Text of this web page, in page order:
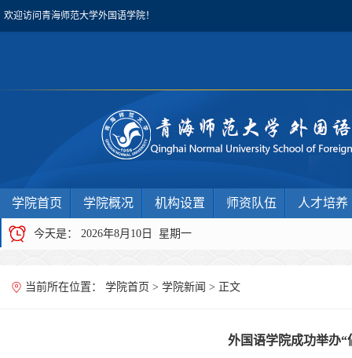
欢迎访问青海师范大学外国语学院！
学院首页 学院概况 机构设置 师资队伍 人才培养
今天是： 2026年8月10日 星期一
当前所在位置： 学院首页 > 学院新闻 > 正文
外国语学院成功举办“